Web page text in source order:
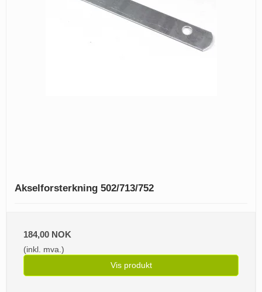
Akselforsterkning 502/713/752
184,00 NOK
(inkl. mva.)
Vis produkt